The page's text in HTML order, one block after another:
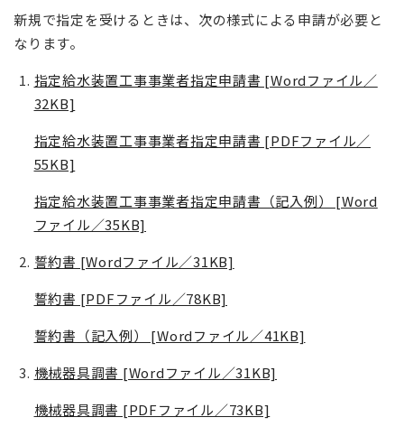
新規で指定を受けるときは、次の様式による申請が必要と
なります。
指定給水装置工事事業者指定申請書 [Wordファイル／
32KB]
指定給水装置工事事業者指定申請書 [PDFファイル／
55KB]
指定給水装置工事事業者指定申請書（記入例） [Word
ファイル／35KB]
誓約書 [Wordファイル／31KB]
誓約書 [PDFファイル／78KB]
誓約書（記入例） [Wordファイル／41KB]
機械器具調書 [Wordファイル／31KB]
機械器具調書 [PDFファイル／73KB]